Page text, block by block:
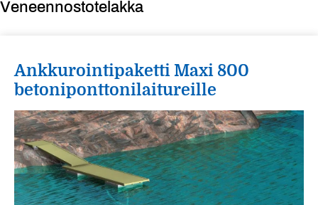
Veneennostotelakka
Ankkurointipaketti Maxi 800
betoniponttonilaitureille